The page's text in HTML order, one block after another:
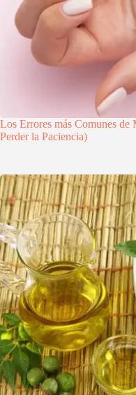
Los Errores más Comunes
Perder la Paciencia)